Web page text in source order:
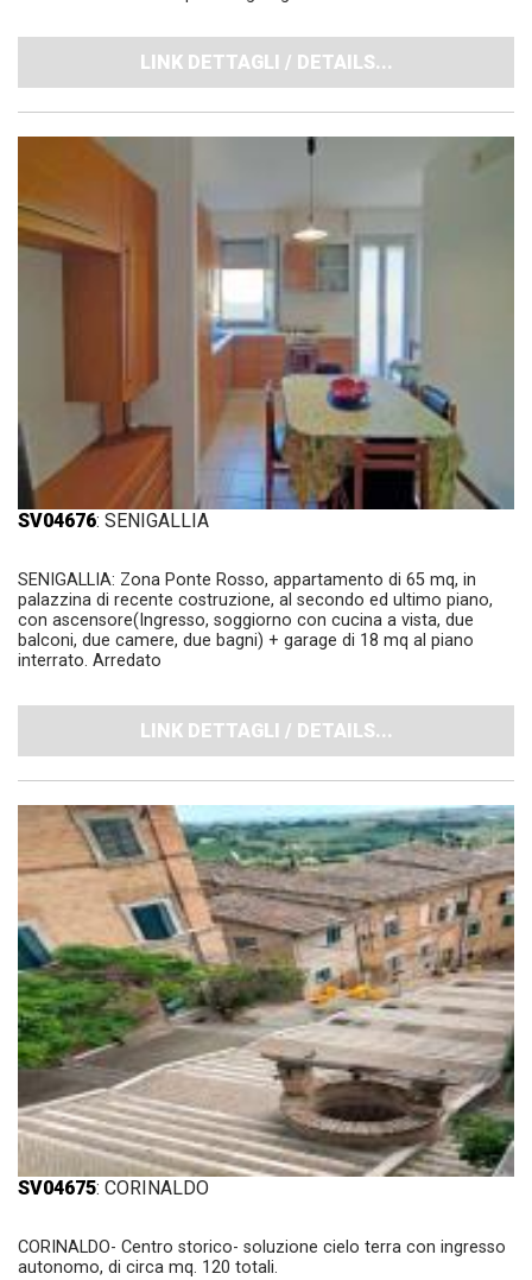
LINK DETTAGLI / DETAILS...
SV04676: SENIGALLIA
SENIGALLIA: Zona Ponte Rosso, appartamento di 65 mq, in
palazzina di recente costruzione, al secondo ed ultimo piano,
con ascensore(Ingresso, soggiorno con cucina a vista, due
balconi, due camere, due bagni) + garage di 18 mq al piano
interrato. Arredato
LINK DETTAGLI / DETAILS...
SV04675: CORINALDO
CORINALDO- Centro storico- soluzione cielo terra con ingresso
autonomo, di circa mq. 120 totali.